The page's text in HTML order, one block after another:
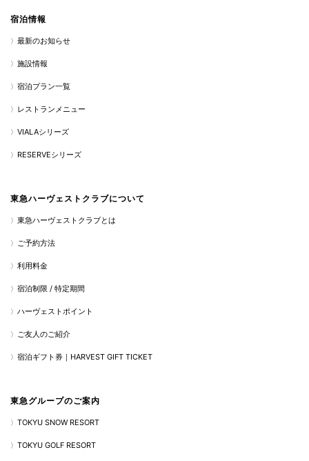
宿泊情報
最新のお知らせ
施設情報
宿泊プラン一覧
レストランメニュー
VIALAシリーズ
RESERVEシリーズ
東急ハーヴェストクラブについて
東急ハーヴェストクラブとは
ご予約方法
利用料金
宿泊制限 / 特定期間
ハーヴェストポイント
ご友人のご紹介
宿泊ギフト券｜HARVEST GIFT TICKET
東急グループのご案内
TOKYU SNOW RESORT
TOKYU GOLF RESORT